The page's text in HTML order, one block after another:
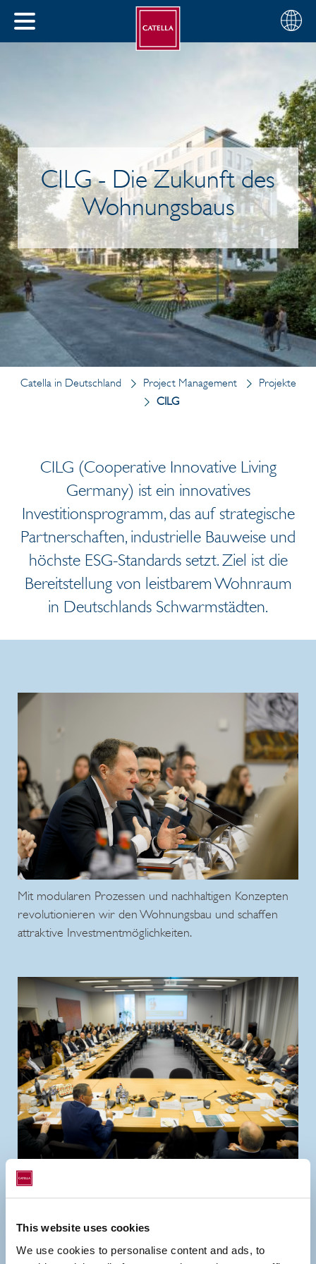
This website uses cookies
We use cookies to personalise content and ads, to
SCHLIESSEN
Wählen
Sie
Region
Deutsch
CILG - Die Zukunft des
Wohnungsbaus
Catella in Deutschland Project Management
Projekte
CILG
CILG (Cooperative Innovative Living
Germany) ist ein innovatives
Investitionsprogramm, das auf strategische
Partnerschaften, industrielle Bauweise und
höchste ESG-Standards setzt. Ziel ist die
Bereitstellung von leistbarem Wohnraum
in Deutschlands Schwarmstädten.
Mit modularen Prozessen und nachhaltigen Konzepten
revolutionieren wir den Wohnungsbau und schaffen
attraktive Investmentmöglichkeiten.
Der Auftakt des CILG-Programms wurde durch ein
hochkarätiges Kickoff-Event mit führenden
Gemeinsam wurden die Weichen für eine
zukunftsweisende Wohnbau-Strategie gestellt – ein